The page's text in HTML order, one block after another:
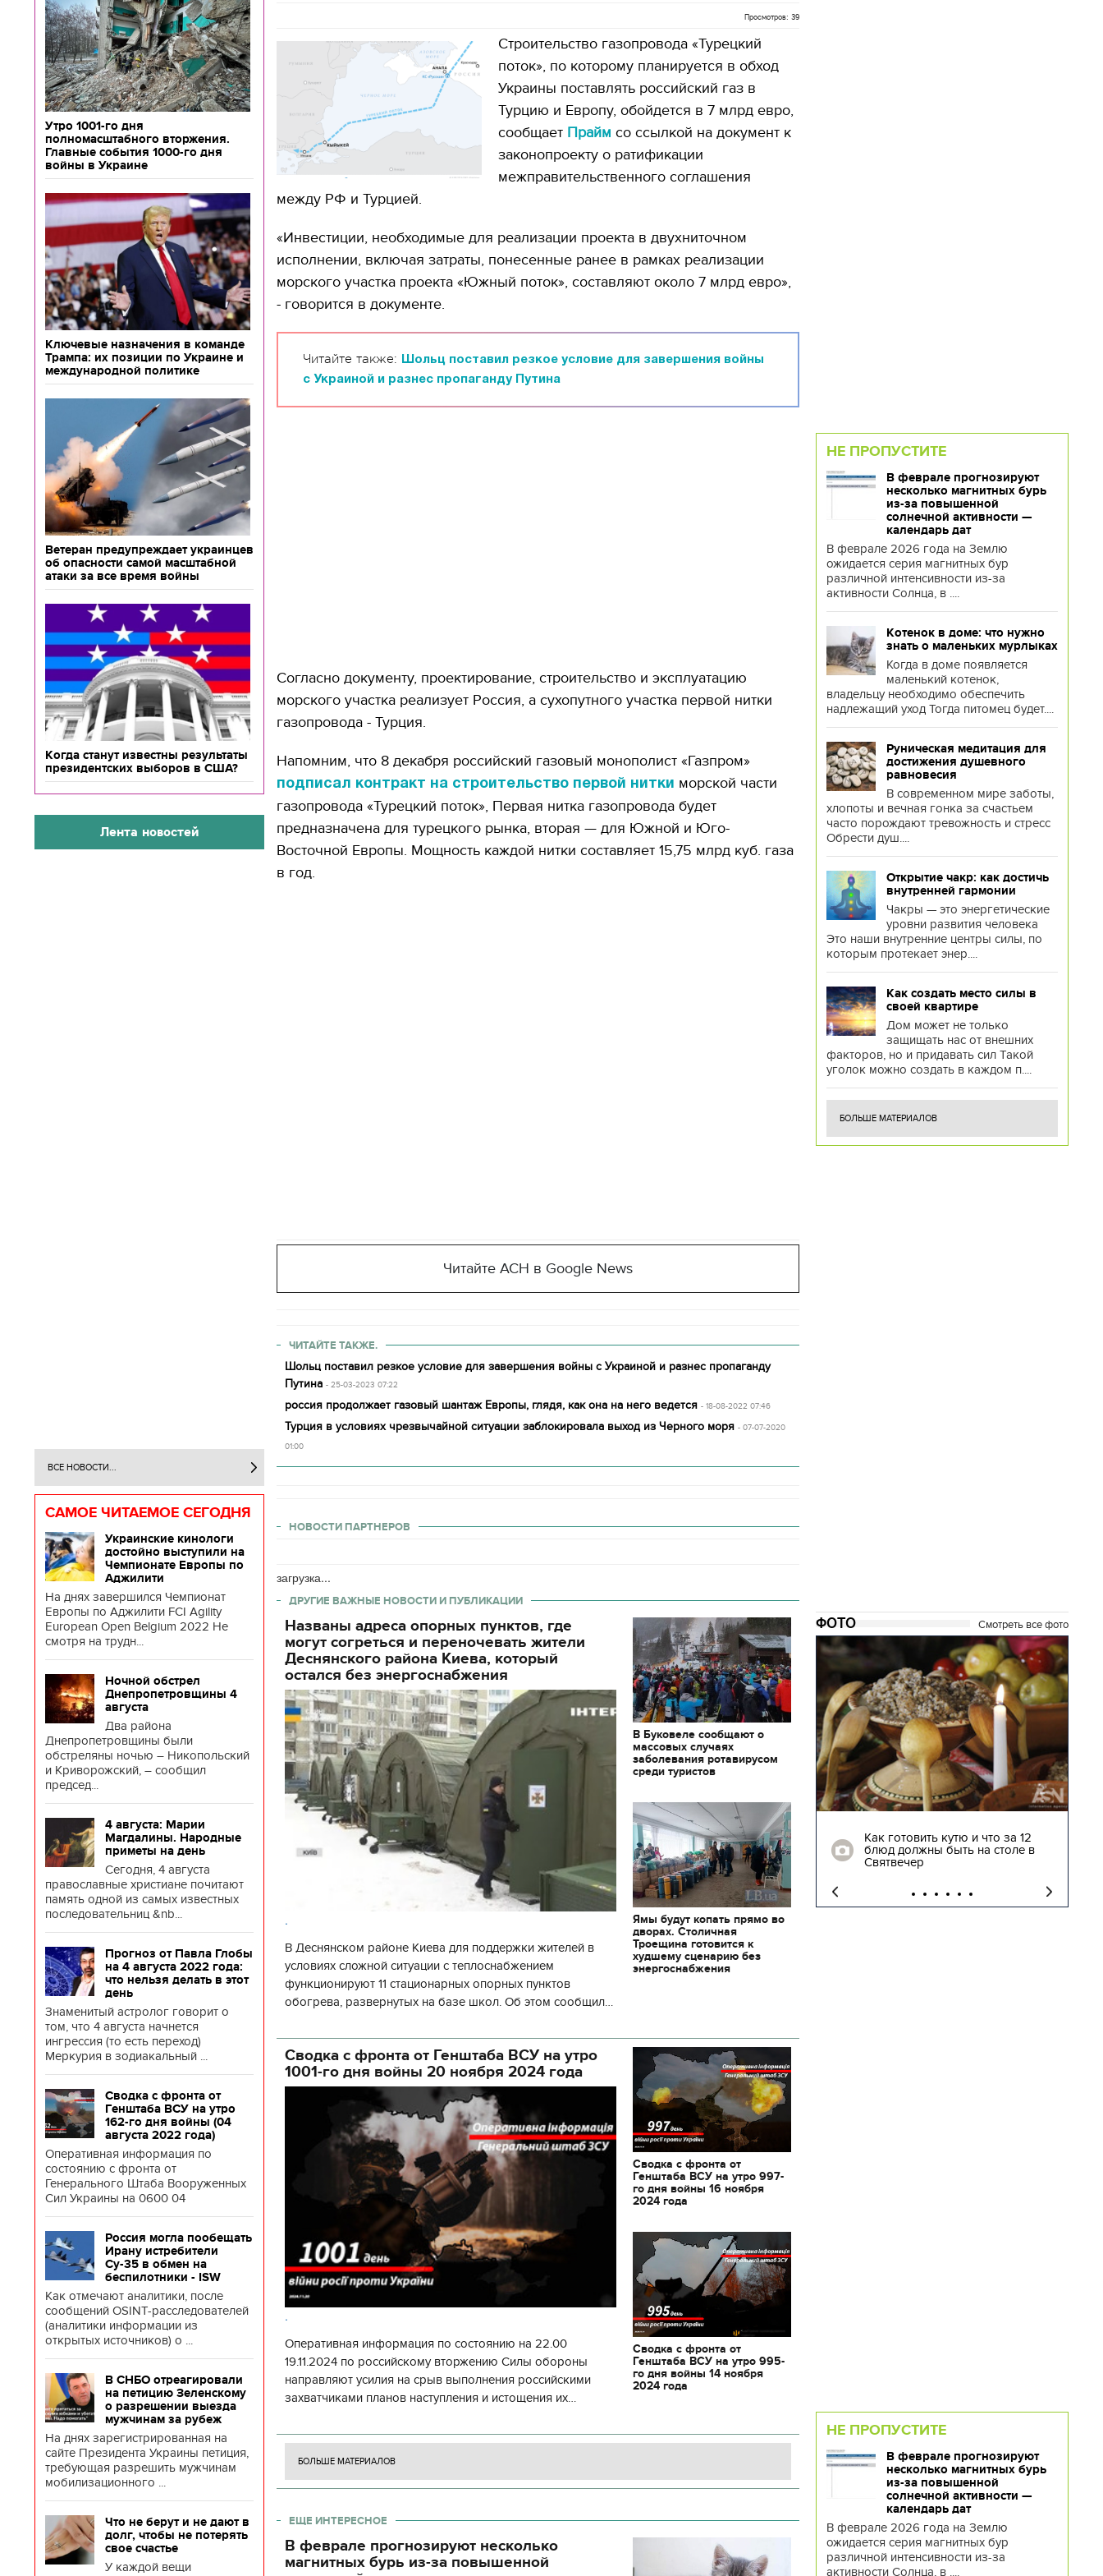
Утро 1001-го дня
полномасштабного вторжения.
Главные события 1000-го дня
войны в Украине
Ключевые назначения в команде
Трампа: их позиции по Украине и
международной политике
Ветеран предупреждает украинцев
об опасности самой масштабной
атаки за все время войны
Когда станут известны результаты
президентских выборов в США?
Лента новостей
ВСЕ НОВОСТИ...
САМОЕ ЧИТАЕМОЕ СЕГОДНЯ
Украинские кинологи
достойно выступили на
Чемпионате Европы по
Аджилити
На днях завершился Чемпионат
Европы по Аджилити FCI Agility
European Open Belgium 2022 Не
смотря на трудн...
Ночной обстрел
Днепропетровщины 4
августа
Два района
Днепропетровщины были
обстреляны ночью – Никопольский
и Криворожский, – сообщил
председ...
4 августа: Марии
Магдалины. Народные
приметы на день
Сегодня, 4 августа
православные христиане почитают
память одной из самых известных
последовательниц &nb...
Прогноз от Павла Глобы
на 4 августа 2022 года:
что нельзя делать в этот
день
Знаменитый астролог говорит о
том, что 4 августа начнется
ингрессия (то есть переход)
Меркурия в зодиакальный ...
Сводка с фронта от
Генштаба ВСУ на утро
162-го дня войны (04
августа 2022 года)
Оперативная информация по
состоянию с фронта от
Генерального Штаба Вооруженных
Сил Украины на 0600 04
Россия могла пообещать
Ирану истребители
Су-35 в обмен на
беспилотники - ISW
Как отмечают аналитики, после
сообщений OSINT-расследователей
(аналитики информации из
открытых источников) о ...
В СНБО отреагировали
на петицию Зеленскому
о разрешении выезда
мужчинам за рубеж
На днях зарегистрированная на
сайте Президента Украины петиция,
требующая разрешить мужчинам
мобилизационного ...
Что не берут и не дают в
долг, чтобы не потерять
свое счастье
У каждой вещи
Просмотров: 39
Строительство газопровода «Турецкий
поток», по которому планируется в обход
Украины поставлять российский газ в
Турцию и Европу, обойдется в 7 млрд евро,
сообщает Прайм со ссылкой на документ к
законопроекту о ратификации
межправительственного соглашения
между РФ и Турцией.
«Инвестиции, необходимые для реализации проекта в двухниточном
исполнении, включая затраты, понесенные ранее в рамках реализации
морского участка проекта «Южный поток», составляют около 7 млрд евро»,
- говорится в документе.
Читайте также:
Шольц поставил резкое условие для завершения войны
с Украиной и разнес пропаганду Путина
Согласно документу, проектирование, строительство и эксплуатацию
морского участка реализует Россия, а сухопутного участка первой нитки
газопровода - Турция.
Напомним, что 8 декабря российский газовый монополист «Газпром»
подписал контракт на строительство первой нитки морской части
газопровода «Турецкий поток», Первая нитка газопровода будет
предназначена для турецкого рынка, вторая — для Южной и Юго-
Восточной Европы. Мощность каждой нитки составляет 15,75 млрд куб. газа
в год.
Читайте АСН в Google News
ЧИТАЙТЕ ТАКЖЕ.
Шольц поставил резкое условие для завершения войны с Украиной и разнес пропаганду
Путина - 25-03-2023 07:22
россия продолжает газовый шантаж Европы, глядя, как она на него ведется - 18-08-2022 07:46
Турция в условиях чрезвычайной ситуации заблокировала выход из Черного моря - 07-07-2020
01:00
НОВОСТИ ПАРТНЕРОВ
загрузка...
ДРУГИЕ ВАЖНЫЕ НОВОСТИ И ПУБЛИКАЦИИ
Названы адреса опорных пунктов, где
могут согреться и переночевать жители
Деснянского района Киева, который
остался без энергоснабжения
.
В Деснянском районе Киева для поддержки жителей в
условиях сложной ситуации с теплоснабжением
функционируют 11 стационарных опорных пунктов
обогрева, развернутых на базе школ. Об этом сообщил
государственной а
В Буковеле сообщают о
массовых случаях
заболевания ротавирусом
среди туристов
Ямы будут копать прямо во
дворах. Столичная
Троещина готовится к
худшему сценарию без
энергоснабжения
Сводка с фронта от Генштаба ВСУ на утро
1001-го дня войны 20 ноября 2024 года
.
Оперативная информация по состоянию на 22.00
19.11.2024 по российскому вторжению Силы обороны
направляют усилия на срыв выполнения российскими
захватчиками планов наступления и истощения их
боевых ст
Сводка с фронта от
Генштаба ВСУ на утро 997-
го дня войны 16 ноября
2024 года
Сводка с фронта от
Генштаба ВСУ на утро 995-
го дня войны 14 ноября
2024 года
БОЛЬШЕ МАТЕРИАЛОВ
ЕЩЕ ИНТЕРЕСНОЕ
В феврале прогнозируют несколько
магнитных бурь из-за повышенной
НЕ ПРОПУСТИТЕ
В феврале прогнозируют
несколько магнитных бурь
из-за повышенной
солнечной активности —
календарь дат
В феврале 2026 года на Землю
ожидается серия магнитных бур
различной интенсивности из-за
активности Солнца, в ....
Котенок в доме: что нужно
знать о маленьких мурлыках
Когда в доме появляется
маленький котенок,
владельцу необходимо обеспечить
надлежащий уход Тогда питомец будет....
Руническая медитация для
достижения душевного
равновесия
В современном мире заботы,
хлопоты и вечная гонка за счастьем
часто порождают тревожность и стресс
Обрести душ....
Открытие чакр: как достичь
внутренней гармонии
Чакры — это энергетические
уровни развития человека
Это наши внутренние центры силы, по
которым протекает энер....
Как создать место силы в
своей квартире
Дом может не только
защищать нас от внешних
факторов, но и придавать сил Такой
уголок можно создать в каждом п....
БОЛЬШЕ МАТЕРИАЛОВ
ФОТО Смотреть все фото
11.10.2017 | 16:22
Времена Руси: как выглядят
декорации к фильму
"Сторожевая застава"
Как готовить кутю и что за 12
блюд должны быть на столе в
Святвечер
НЕ ПРОПУСТИТЕ
В феврале прогнозируют
несколько магнитных бурь
из-за повышенной
солнечной активности —
календарь дат
В феврале 2026 года на Землю
ожидается серия магнитных бур
различной интенсивности из-за
активности Солнца, в ....